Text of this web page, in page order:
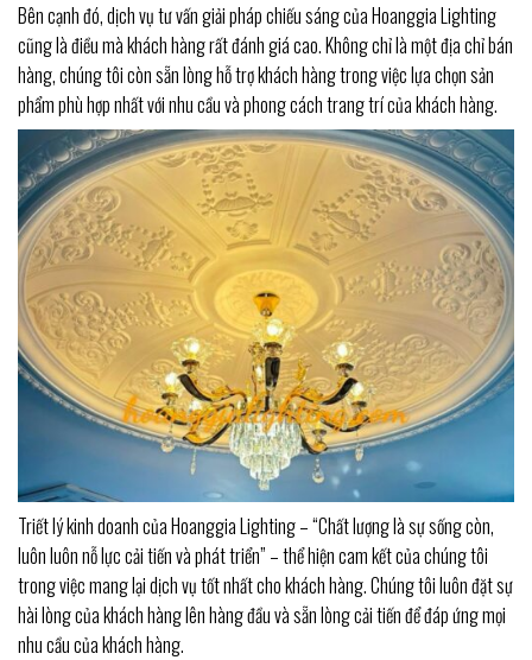
Bên cạnh đó, dịch vụ tư vấn giải pháp chiếu sáng của Hoanggia Lighting
cũng là điều mà khách hàng rất đánh giá cao. Không chỉ là một địa chỉ bán
hàng, chúng tôi còn sẵn lòng hỗ trợ khách hàng trong việc lựa chọn sản
phẩm phù hợp nhất với nhu cầu và phong cách trang trí của khách hàng.
Triết lý kinh doanh của Hoanggia Lighting – “Chất lượng là sự sống còn,
luôn luôn nỗ lực cải tiến và phát triển” – thể hiện cam kết của chúng tôi
trong việc mang lại dịch vụ tốt nhất cho khách hàng. Chúng tôi luôn đặt sự
hài lòng của khách hàng lên hàng đầu và sẵn lòng cải tiến để đáp ứng mọi
nhu cầu của khách hàng.